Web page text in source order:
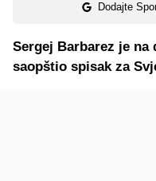
Dodajte
Sergej Barbarez je
saopštio spisak za